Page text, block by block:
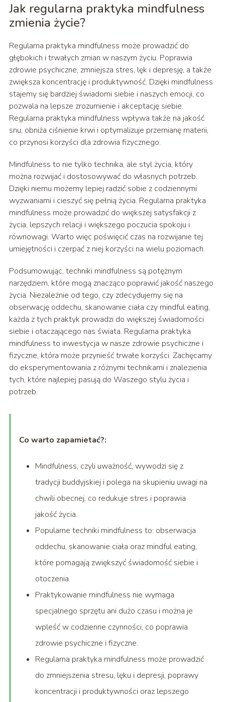
Jak regularna praktyka mindfulness
zmienia życie?
Regularna praktyka mindfulness może prowadzić do
głębokich i trwałych zmian w naszym życiu. Poprawia
zdrowie psychiczne, zmniejsza stres, lęk i depresję, a także
zwiększa koncentrację i produktywność. Dzięki mindfulness
stajemy się bardziej świadomi siebie i naszych emocji, co
pozwala na lepsze zrozumienie i akceptację siebie.
Regularna praktyka mindfulness wpływa także na jakość
snu, obniża ciśnienie krwi i optymalizuje przemianę materii,
co przynosi korzyści dla zdrowia fizycznego.
Mindfulness to nie tylko technika, ale styl życia, który
można rozwijać i dostosowywać do własnych potrzeb.
Dzięki niemu możemy lepiej radzić sobie z codziennymi
wyzwaniami i cieszyć się pełnią życia. Regularna praktyka
mindfulness może prowadzić do większej satysfakcji z
życia, lepszych relacji i większego poczucia spokoju i
równowagi. Warto więc poświęcić czas na rozwijanie tej
umiejętności i czerpać z niej korzyści na wielu poziomach.
Podsumowując, techniki mindfulness są potężnym
narzędziem, które mogą znacząco poprawić jakość naszego
życia. Niezależnie od tego, czy zdecydujemy się na
obserwację oddechu, skanowanie ciała czy mindful eating,
każda z tych praktyk prowadzi do większej świadomości
siebie i otaczającego nas świata. Regularna praktyka
mindfulness to inwestycja w nasze zdrowie psychiczne i
fizyczne, która może przynieść trwałe korzyści. Zachęcamy
do eksperymentowania z różnymi technikami i znalezienia
tych, które najlepiej pasują do Waszego stylu życia i
potrzeb.
Co warto zapamietać?:
Mindfulness, czyli uważność, wywodzi się z
tradycji buddyjskiej i polega na skupieniu uwagi na
chwili obecnej, co redukuje stres i poprawia
jakość życia.
Popularne techniki mindfulness to: obserwacja
oddechu, skanowanie ciała oraz mindful eating,
które pomagają zwiększyć świadomość siebie i
otoczenia.
Praktykowanie mindfulness nie wymaga
specjalnego sprzętu ani dużo czasu i można je
wpleść w codzienne czynności, co poprawia
zdrowie psychiczne i fizyczne.
Regularna praktyka mindfulness może prowadzić
do zmniejszenia stresu, lęku i depresji, poprawy
koncentracji i produktywności oraz lepszego